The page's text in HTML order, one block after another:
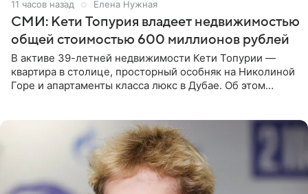
11 часов назад Елена Нужная
СМИ: Кети Топурия владеет недвижимостью
общей стоимостью 600 миллионов рублей
В активе 39-летней недвижимости Кети Топурии —
квартира в столице, просторный особняк на Николиной
Горе и апартаменты класса люкс в Дубае. Об этом